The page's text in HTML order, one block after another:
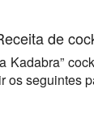
de
Kadabra”
os seguintes